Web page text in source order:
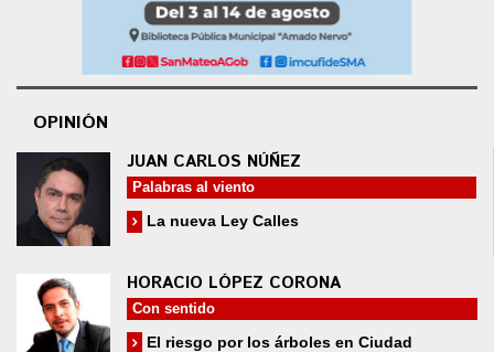
OPINIÓN
JUAN CARLOS NÚÑEZ
Palabras al viento
La nueva Ley Calles
HORACIO LÓPEZ CORONA
Con sentido
El riesgo por los árboles en Ciudad